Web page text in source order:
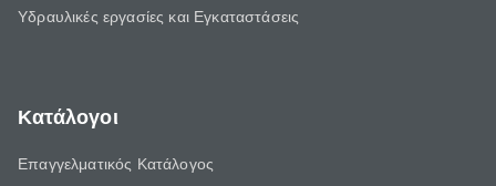
Υδραυλικές εργασίες και Εγκαταστάσεις
Κατάλογοι
Επαγγελματικός Κατάλογος